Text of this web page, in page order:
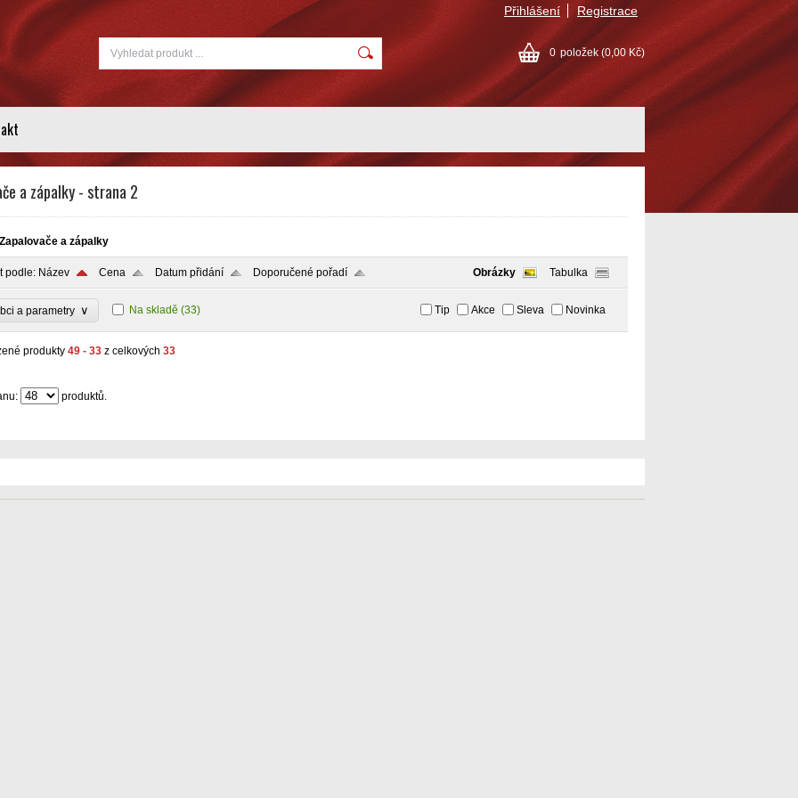
Přihlášení Registrace
0 položek (0,00 Kč)
a zápalky - strana 2
Zapalovače a zápalky
podle: Název Cena Datum přidání Doporučené pořadí Obrázky Tabulka
a parametry ∨ Na skladě (33) Tip Akce Sleva Novinka
produkty 49 - 33 z celkových 33
produktů.